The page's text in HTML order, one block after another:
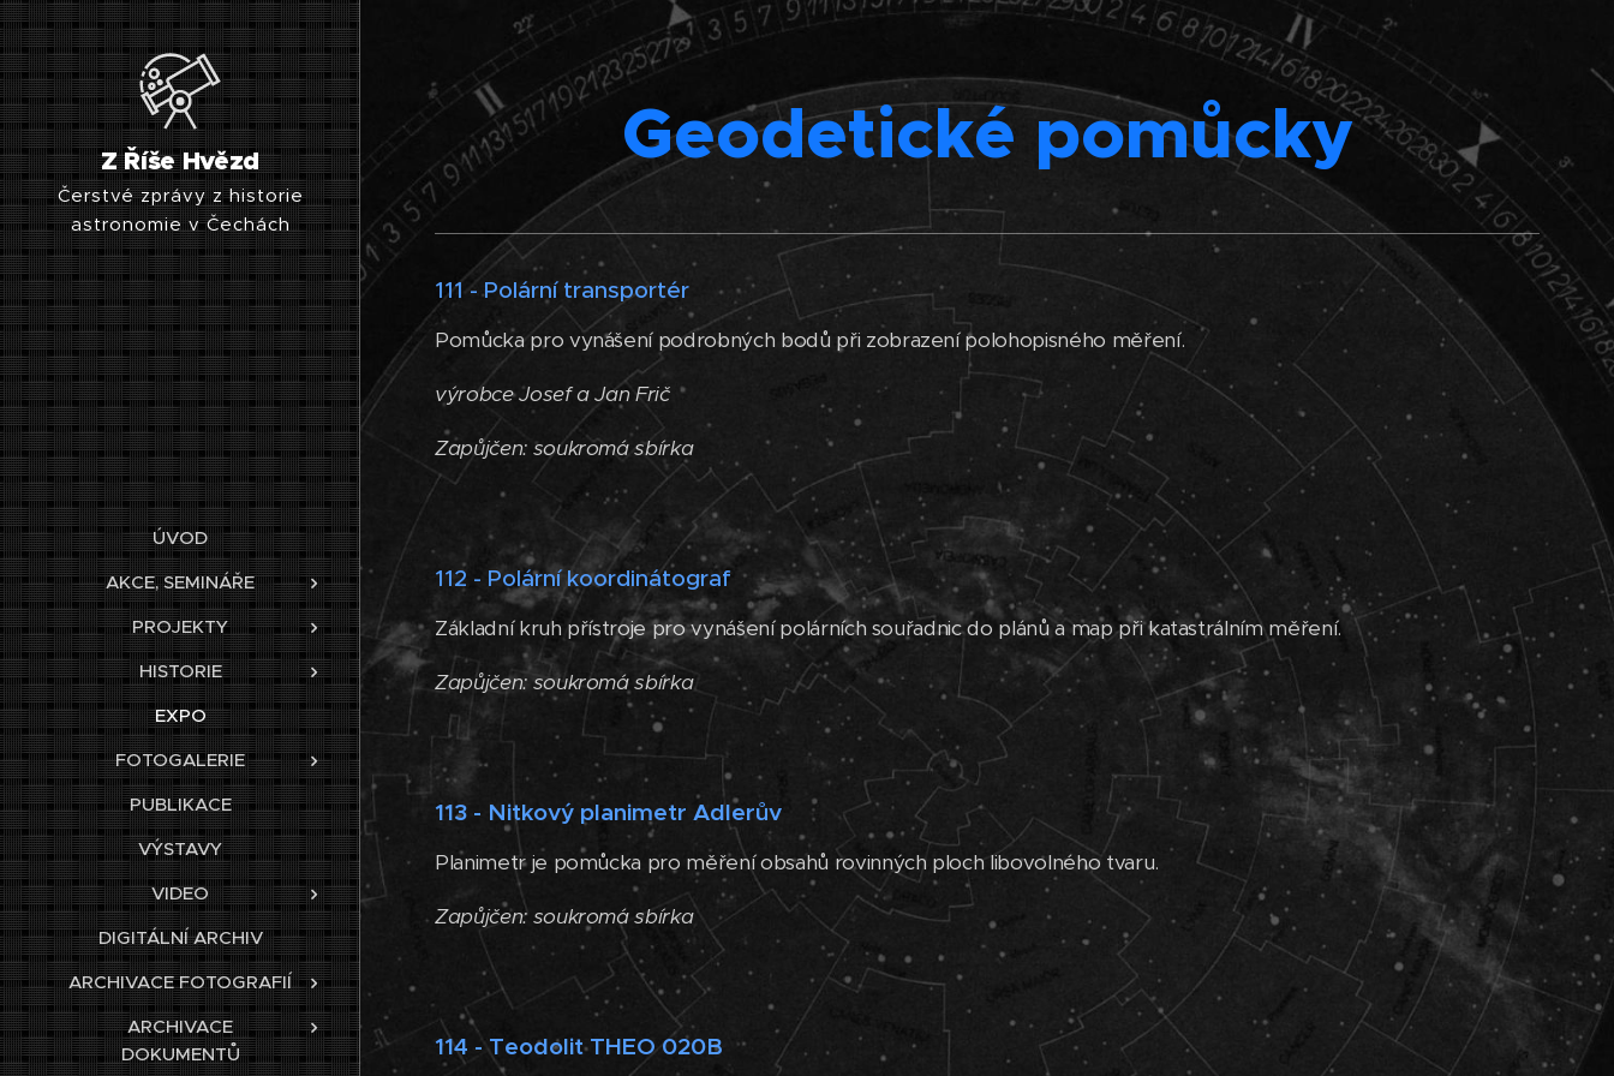
Z Říše Hvězd
Čerstvé zprávy z historie
astronomie v Čechách
ÚVOD
AKCE, SEMINÁŘE
PROJEKTY
HISTORIE
EXPO
FOTOGALERIE
PUBLIKACE
VÝSTAVY
VIDEO
DIGITÁLNÍ ARCHIV
ARCHIVACE FOTOGRAFIÍ
ARCHIVACE
DOKUMENTŮ
Geodetické pomůcky
111 - Polární transportér
Pomůcka pro vynášení podrobných bodů při zobrazení polohopisného měření.
výrobce Josef a Jan Frič
Zapůjčen: soukromá sbírka
112 - Polární koordinátograf
Základní kruh přístroje pro vynášení polárních souřadnic do plánů a map při katastrálním měření.
Zapůjčen:soukromá sbírka
113 - Nitkový planimetr Adlerův
Planimetr je pomůcka pro měření obsahů rovinných ploch libovolného tvaru.
Zapůjčen: soukromá sbírka
114 - Teodolit THEO 020B